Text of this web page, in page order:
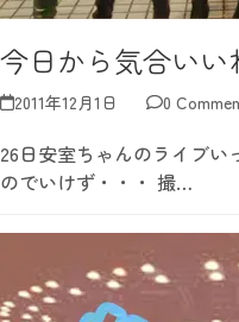
今日から気合いい
2011年12月1日 0
26日安室ちゃんのライブ
のでいけず・・・ 撮…